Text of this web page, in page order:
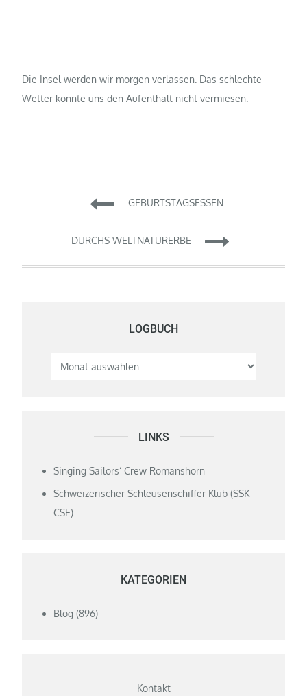
Die Insel werden wir morgen verlassen. Das schlechte
Wetter konnte uns den Aufenthalt nicht vermiesen.
Beitragsnavigation
GEBURTSTAGSESSEN
DURCHS WELTNATURERBE
LOGBUCH Logbuch
LINKS
Singing Sailors‘ Crew Romanshorn
Schweizerischer Schleusenschiffer Klub (SSK-
CSE)
KATEGORIEN
Blog (896)
Kontakt